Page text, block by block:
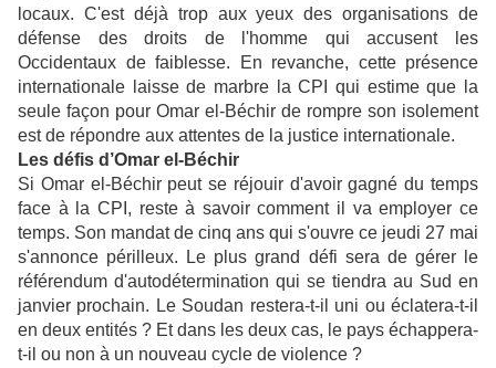
locaux. C'est déjà trop aux yeux des organisations de
défense des droits de l'homme qui accusent les
Occidentaux de faiblesse. En revanche, cette présence
internationale laisse de marbre la CPI qui estime que la
seule façon pour Omar el-Béchir de rompre son isolement
est de répondre aux attentes de la justice internationale.
Les défis d’Omar el-Béchir
Si Omar el-Béchir peut se réjouir d'avoir gagné du temps
face à la CPI, reste à savoir comment il va employer ce
temps. Son mandat de cinq ans qui s'ouvre ce jeudi 27 mai
s'annonce périlleux. Le plus grand défi sera de gérer le
référendum d'autodétermination qui se tiendra au Sud en
janvier prochain. Le Soudan restera-t-il uni ou éclatera-t-il
en deux entités ? Et dans les deux cas, le pays échappera-
t-il ou non à un nouveau cycle de violence ?